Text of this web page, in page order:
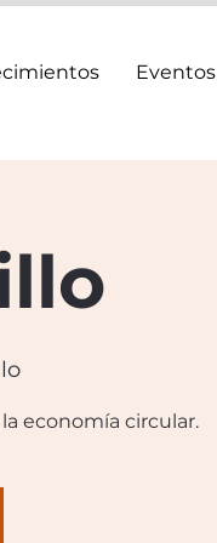
Eventos
economía circular.